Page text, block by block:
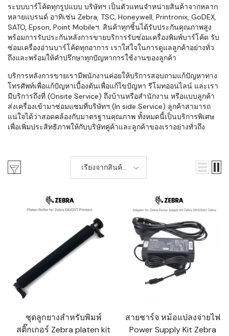
ระบบบาร์โค้ดทุกรูปแบบ บริษัทฯ เป็นตัวแทนจำหน่ายสินค้าจากหลาก
หลายแบรนด์ อาทิเช่น Zebra, TSC, Honeywell, Printronix, GoDEX,
SATO, Epson, Point Mobileฯ. สินค้าทุกชิ้นได้รับประกันคุณภาพสูง
พร้อมการรับประกันหลังการขายบริการรับซ่อมเครื่องพิมพ์บาร์โค้ด รับ
ซ่อมเครื่องอ่านบาร์โค้ดทุกอาการ เราใส่ใจในการดูแลลูกค้าอย่างทั่ว
ถึงและพร้อมให้คำปรึกษาทุกปัญหาการใช้งานของลูกค้า
บริการหลังการขายเรามีพนักงานค่อยให้บริการสอบถามแก้ปัญหาทาง
โทรศัพท์เพื่อแก้ปัญหาเบื้องต้นเพื่อแก้ไขปัญหา รีโมทออนไลน์ และเรา
มีบริการถึงที่ (Onsite Service) ถึงบ้านหรือสำนักงาน หรือแบบลูกค้า
ส่งเครื่องเข้ามาซ่อมแซมที่บริษัทฯ (In side Service) ลูกค้าสามารถ
แน่ใจได้ว่าสอดคล้องกับมาตรฐานคุณภาพ ทั้งหมดนี้เป็นบริการพิเศษ
เพื่อเพิ่มประสิทธิภาพให้กับบริษัทคู่ค้าและลูกค้าของเราอย่างทั่วถึง
เรียงจากสินค้า
ใหม่-เก่า
ชุดลูกยางสำหรับพิมพ์
สติ๊กเกอร์ Zebra platen kit
สายชาร์จ หม้อแปลงจ่ายไฟ
Power Supply Kit Zebra